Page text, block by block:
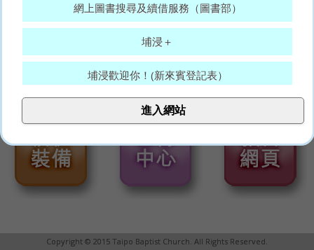
Copyright © 2015 Taipo Baptist Church. All Rights Reserved.
網上圖書搜尋及續借服務（圖書部）
埔浸＋
埔浸歡迎你！(新來賓登記表）
大埔浸信會代禱表
願賜平安的神，常和你們眾人同在。(羅15:33)
進入網站